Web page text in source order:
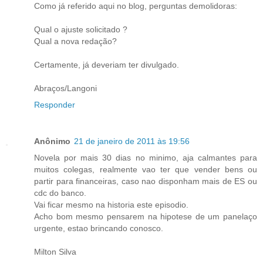
Como já referido aqui no blog, perguntas demolidoras:
Qual o ajuste solicitado ?
Qual a nova redação?
Certamente, já deveriam ter divulgado.
Abraços/Langoni
Responder
Anônimo 21 de janeiro de 2011 às 19:56
Novela por mais 30 dias no minimo, aja calmantes para
muitos colegas, realmente vao ter que vender bens ou
partir para financeiras, caso nao disponham mais de ES ou
cdc do banco.
Vai ficar mesmo na historia este episodio.
Acho bom mesmo pensarem na hipotese de um panelaço
urgente, estao brincando conosco.
Milton Silva